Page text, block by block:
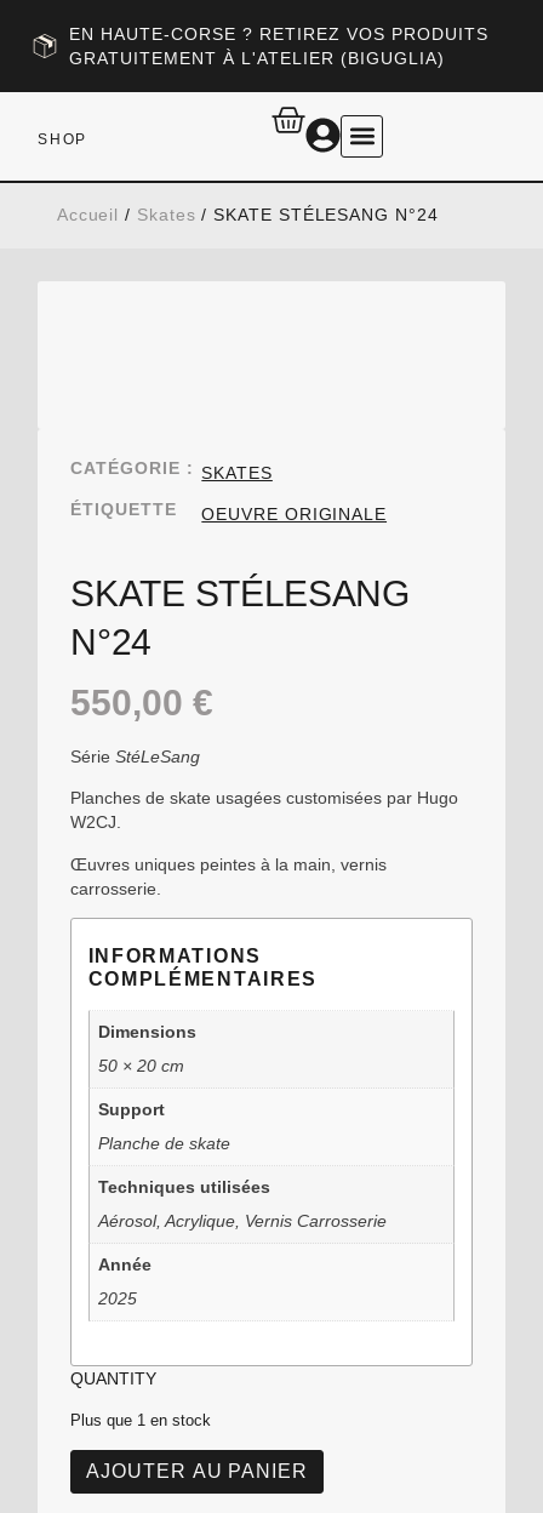
EN HAUTE-CORSE ? RETIREZ VOS PRODUITS
GRATUITEMENT À L'ATELIER (BIGUGLIA)
SHOP
Accueil / Skates / SKATE STÉLESANG N°24
CATÉGORIE : SKATES
ÉTIQUETTE
OEUVRE ORIGINALE
SKATE STÉLESANG
N°24
550,00€
SérieStéLeSang
Planches de skate usagées customisées par Hugo
W2CJ.
Œuvres uniques peintes à la main, vernis
carrosserie.
INFORMATIONS
COMPLÉMENTAIRES
Dimensions
50 × 20 cm
Support
Planche de skate
Techniques utilisées
Aérosol, Acrylique, Vernis Carrosserie
Année
2025
QUANTITY
Plus que 1 en stock
AJOUTER AU PANIER